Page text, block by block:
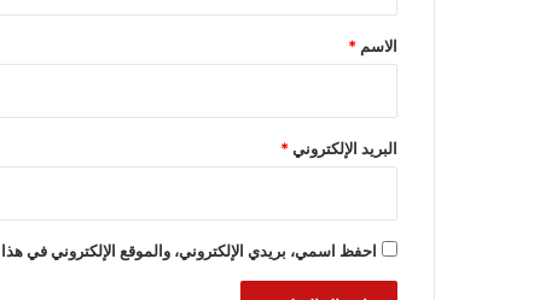
*
الاسم *
البريد الإلكتروني*
احفظ اسمي، بريدي الإلكتروني، والموقع الإلكتروني في